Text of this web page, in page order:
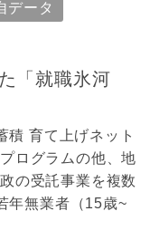
データ
「就職氷河
積 育て上げネット
ログラムの他、地
の受託事業を複数
年無業者（15歳~